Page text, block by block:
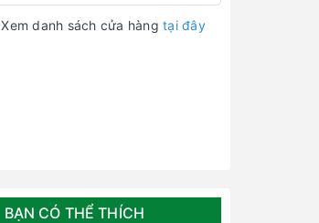
Xem danh sách cửa hàngtại đây
BẠN CÓ THỂ THÍCH